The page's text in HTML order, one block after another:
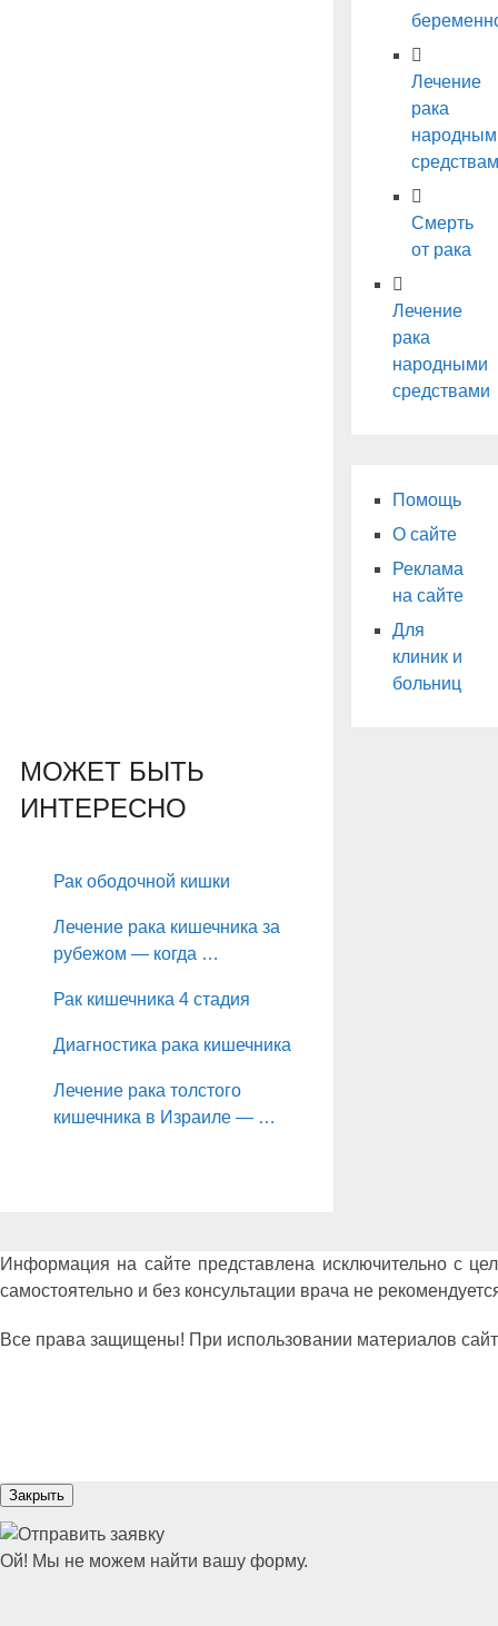
МОЖЕТ БЫТЬ
ИНТЕРЕСНО
Рак ободочной кишки
Лечение рака кишечника за
рубежом — когда …
Рак кишечника 4 стадия
Диагностика рака кишечника
Лечение рака толстого
кишечника в Израиле — …
Лечение
рака
Смерть
от рака
Лечение
рака
народными
средствами
Помощь
О сайте
Реклама
на сайте
Для
клиник и
больниц
Информация на сайте представлена исключительно с
самостоятельно и без консультации врача не
Все права защищены! При использовании материалов
Закрыть
Ой! Мы не можем найти вашу форму.